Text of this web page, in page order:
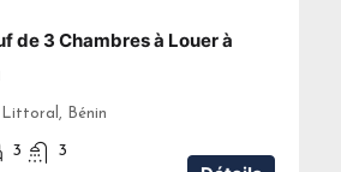
de 3 Chambres à Louer à
Bénin
3 3